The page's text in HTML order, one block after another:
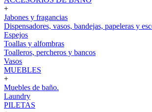
+
Jabones y fragancias
Dispensadores, vasos, bandejas, papeleras y
Espejos
Toallas y alfombras
Toalleros, percheros y bancos
Vasos
MUEBLES
+
Muebles de baño.
Laundry
PILETAS